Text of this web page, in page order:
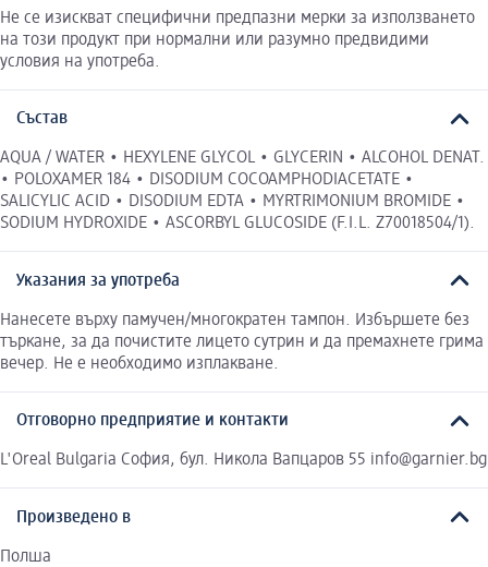
Не се изискват специфични предпазни мерки за използването
на този продукт при нормални или разумно предвидими
условия на употреба.
Състав
AQUA / WATER • HEXYLENE GLYCOL • GLYCERIN • ALCOHOL DENAT.
• POLOXAMER 184 • DISODIUM COCOAMPHODIACETATE •
SALICYLIC ACID • DISODIUM EDTA • MYRTRIMONIUM BROMIDE •
SODIUM HYDROXIDE • ASCORBYL GLUCOSIDE (F.I.L. Z70018504/1).
Указания за употреба
Нанесете върху памучен/многократен тампон. Избършете без
търкане, за да почистите лицето сутрин и да премахнете грима
вечер. Не е необходимо изплакване.
Отговорно предприятие и контакти
L'Oreal Bulgaria София, бул. Никола Вапцаров 55 info@garnier.bg
Произведено в
Полша